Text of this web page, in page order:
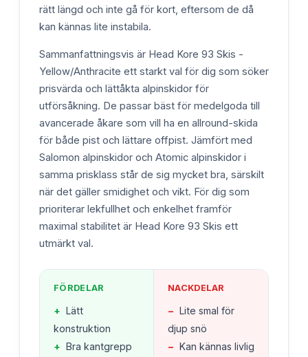
rätt längd och inte gå för kort, eftersom de då
kan kännas lite instabila.
Sammanfattningsvis är Head Kore 93 Skis -
Yellow/Anthracite ett starkt val för dig som söker
prisvärda och lättåkta alpinskidor för
utförsåkning. De passar bäst för medelgoda till
avancerade åkare som vill ha en allround-skida
för både pist och lättare offpist. Jämfört med
Salomon alpinskidor och Atomic alpinskidor i
samma prisklass står de sig mycket bra, särskilt
när det gäller smidighet och vikt. För dig som
prioriterar lekfullhet och enkelhet framför
maximal stabilitet är Head Kore 93 Skis ett
utmärkt val.
FÖRDELAR
+ Lätt
konstruktion
+ Bra kantgrepp
NACKDELAR
− Lite smal för
djup snö
− Kan kännas livlig